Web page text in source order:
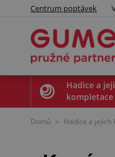
Centrum poptávek
Hadice a
kompletace
Domů > Hadice a jejich